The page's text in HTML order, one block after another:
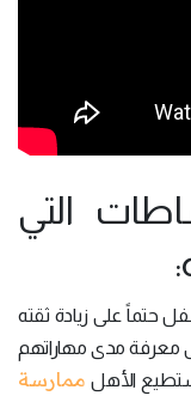
التي
حتماً على زيادة ثقته
معرفة مدى مهاراتهم
الأهل ممارسة